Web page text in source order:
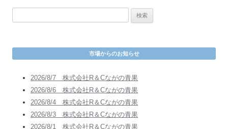
ー
シ
市場からのお知らせ
2026/8/7 株式会社R＆Cながの青果
2026/8/6 株式会社R＆Cながの青果
2026/8/4 株式会社R＆Cながの青果
2026/8/3 株式会社R＆Cながの青果
2026/8/1 株式会社R＆Cながの青果